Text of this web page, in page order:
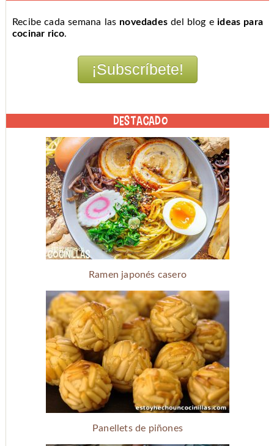
Recibe cada semana las novedades del blog eideas para
cocinar rico.
DESTACADO
Ramen japonés casero
Panellets de piñones